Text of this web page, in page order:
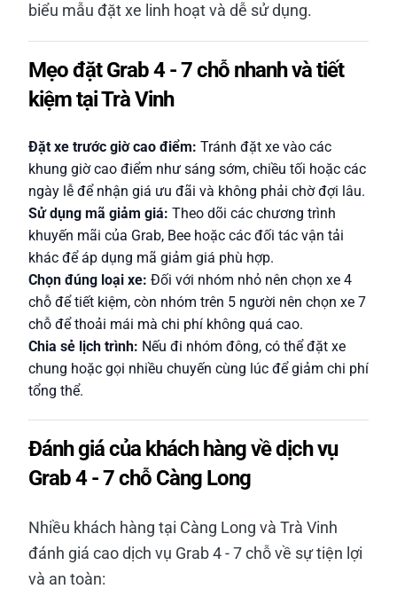
biểu mẫu đặt xe linh hoạt và dễ sử dụng.
Mẹo đặt Grab 4 - 7 chỗ nhanh và tiết
kiệm tại Trà Vinh
Đặt xe trước giờ cao điểm: Tránh đặt xe vào các
khung giờ cao điểm như sáng sớm, chiều tối hoặc các
ngày lễ để nhận giá ưu đãi và không phải chờ đợi lâu.
Sử dụng mã giảm giá: Theo dõi các chương trình
khuyến mãi của Grab, Bee hoặc các đối tác vận tải
khác để áp dụng mã giảm giá phù hợp.
Chọn đúng loại xe: Đối với nhóm nhỏ nên chọn xe 4
chỗ để tiết kiệm, còn nhóm trên 5 người nên chọn xe 7
chỗ để thoải mái mà chi phí không quá cao.
Chia sẻ lịch trình: Nếu đi nhóm đông, có thể đặt xe
chung hoặc gọi nhiều chuyến cùng lúc để giảm chi phí
tổng thể.
Đánh giá của khách hàng về dịch vụ
Grab 4 - 7 chỗ Càng Long
Nhiều khách hàng tại Càng Long và Trà Vinh
đánh giá cao dịch vụ Grab 4 - 7 chỗ về sự tiện lợi
và an toàn: